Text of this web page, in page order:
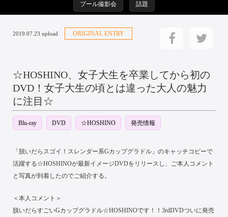
プール撮影会 話題
2019.07.23 upload ORIGINAL ENTRY
☆HOSHINO、女子大生を卒業してから初の
DVD！女子大生の頃とは違った大人の魅力
に注目☆
Blu-ray DVD ☆HOSHINO 発売情報
「脱いだらスゴイ！スレンダー系Gカップグラドル」のキャッチコピーで
活躍する☆HOSHINOが最新イメージDVDをリリースし、ご本人コメント
と写真が到着したのでご紹介する。
＜本人コメント＞
脱いだらすごいGカップグラドル☆HOSHINOです！！3rdDVDついに発売